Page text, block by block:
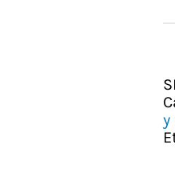
y